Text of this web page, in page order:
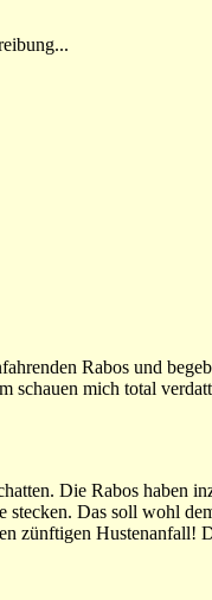
Rabos und
mich total
Die Rabos haben
Das soll wohl
zünftigen Hustenanfall!